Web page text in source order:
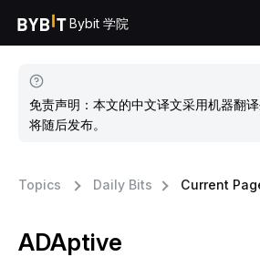
Bybit 学院
免责声明：本文的中文译文采用机器翻
将随后发布。
Topics Daily Bits Current
ADAptive